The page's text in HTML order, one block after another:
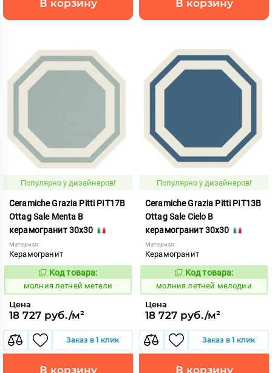
В корзину В корзину
Популярно у дизайнеров!
Ceramiche Grazia Pitti PIT17B
Ottag Sale Menta B
керамогранит 30x30
Материал:
Керамогранит
1005925
Код товара:
молния летней метели
Цена
18 727 руб./м²
Заказ в 1 клик
В корзину
Популярно у дизайнеров!
Ceramiche Grazia Pitti PIT13B
Ottag Sale Cielo B
керамогранит 30x30
Материал:
Керамогранит
1005923
Код товара:
молния летней мелодии
Цена
18 727 руб./м²
Заказ в 1 клик
В корзину